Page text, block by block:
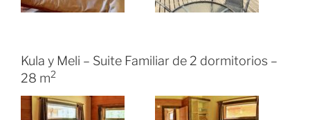
Kula y Meli – Suite Familiar de 2 dormitorios –
28 m2